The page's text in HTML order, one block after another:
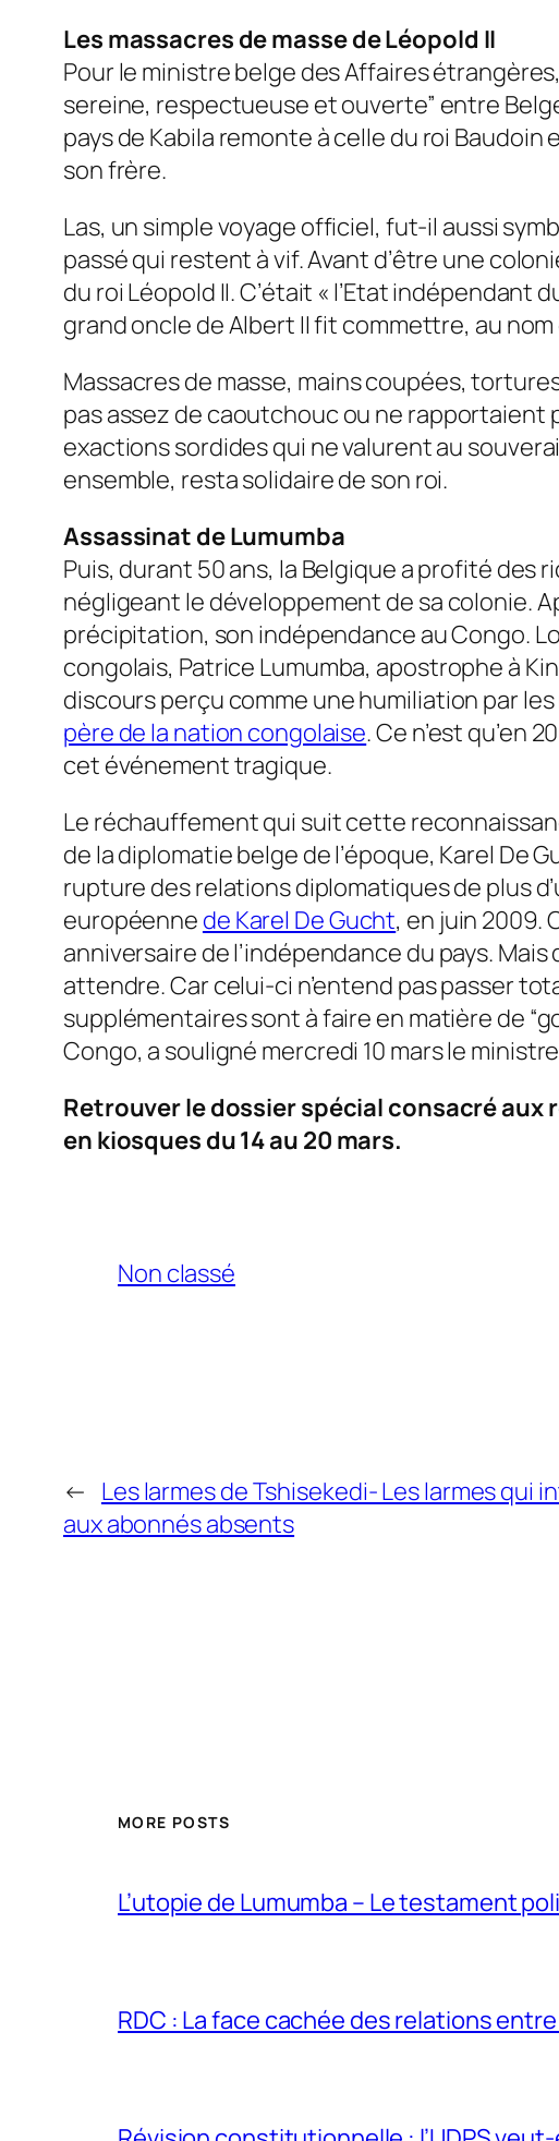
Les massacres de masse de Léopold II
Pour le ministre belge des Affaires
sereine, respectueuse et ouverte” entre
pays de Kabila remonte à celle du roi
son frère.
Las, un simple voyage officiel, fut-il aussi
passé qui restent à vif. Avant d’être une
du roi Léopold II. C’était « l’Etat indépendant
grand oncle de Albert II fit commettre, au
Massacres de masse, mains coupées,
pas assez de caoutchouc ou ne rapportaient
exactions sordides qui ne valurent au
ensemble, resta solidaire de son roi.
Assassinat de Lumumba
Puis, durant 50 ans, la Belgique a profité des
négligeant le développement de sa colonie.
précipitation, son indépendance au Congo.
congolais, Patrice Lumumba, apostrophe à
discours perçu comme une humiliation par
père de la nation congolaise. Ce n’est qu’en
cet événement tragique.
Le réchauffement qui suit cette
de la diplomatie belge de l’époque, Karel De
rupture des relations diplomatiques de plus
européenne de Karel De Gucht, en juin 2009.
anniversaire de l’indépendance du pays.
attendre. Car celui-ci n’entend pas passer
supplémentaires sont à faire en matière de
Congo, a souligné mercredi 10 mars le
Retrouver le dossier spécial consacré aux
en kiosques du 14 au 20 mars.
Non classé
← Les larmes de Tshisekedi- Les larmes qui
aux abonnés absents
MORE POSTS
L’utopie de Lumumba – Le testament
RDC : La face cachée des relations